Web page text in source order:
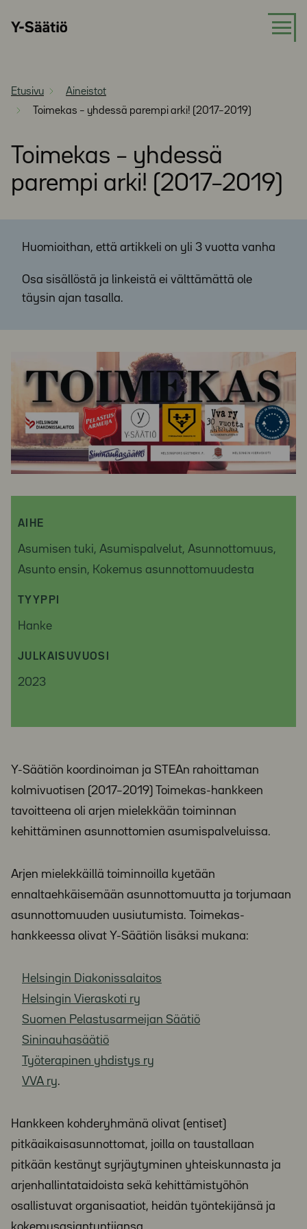
suoraan
Y-
Etusivu
Aineistot
Toimekas – yhdessä parempi arki! (2017–2019)
Toimekas – yhdessä
parempi arki! (2017–2019)
Huomioithan, että artikkeli on yli 3 vuotta vanha
Osa sisällöstä ja linkeistä ei välttämättä ole
täysin ajan tasalla.
AIHE
Asumisen tuki, Asumispalvelut, Asunnottomuus,
Asunto ensin, Kokemus asunnottomuudesta
TYYPPI
Hanke
JULKAISUVUOSI
2023
Y-Säätiön koordinoiman ja STEAn rahoit­taman
kolmivuotisen (2017–2019) Toimekas-hankkeen
tavoitteena oli arjen mielekkään toiminnan
kehittäminen asunnottomien asumispalveluissa.
Arjen mielekkäillä toiminnoilla kyetään
ennaltaehkäisemään asunnottomuutta ja torjumaan
asunnottomuuden uusiutumista. Toimekas-
hankkeessa olivat Y-Säätiön lisäksi mukana:
Helsingin Diakonissalaitos
Helsin­gin Vieraskoti ry
Suomen Pelastusarmeijan Säätiö
Sininauhasäätiö
Työterapinen yhdis­tys ry
VVA ry.
Hankkeen kohderyhmänä olivat (entiset)
pitkäaikaisasunnottomat, joilla on taustallaan
pitkään kestänyt syrjäytymi­nen yhteiskunnasta ja
arjenhallintataidoista sekä kehittämistyöhön
osallistuvat organisaa­tiot, heidän työntekijänsä ja